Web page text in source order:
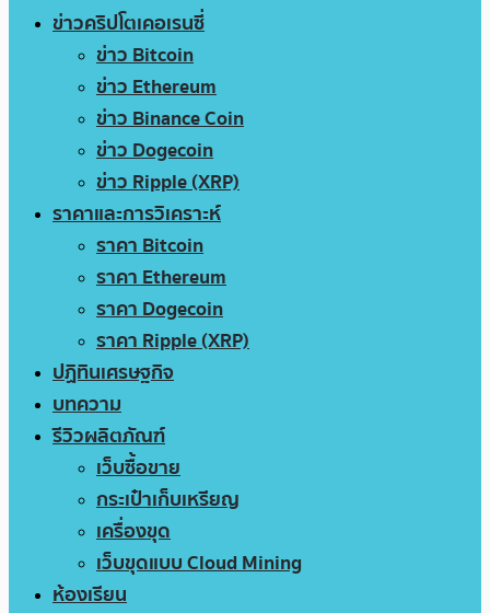
ข่าวคริปโตเคอเรนซี่
ข่าว Bitcoin
ข่าว Ethereum
ข่าว Binance Coin
ข่าว Dogecoin
ข่าว Ripple (XRP)
ราคาและการวิเคราะห์
ราคา Bitcoin
ราคา Ethereum
ราคา Dogecoin
ราคา Ripple (XRP)
ปฏิทินเศรษฐกิจ
บทความ
รีวิวผลิตภัณฑ์
เว็บซื้อขาย
กระเป๋าเก็บเหรียญ
เครื่องขุด
เว็บขุดแบบ Cloud Mining
ห้องเรียน